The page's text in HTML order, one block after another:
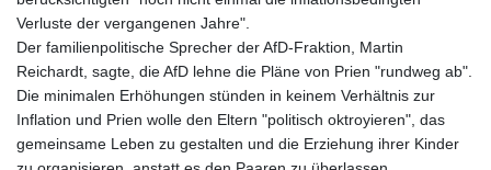
Verluste der vergangenen Jahre".
Der familienpolitische Sprecher der AfD-Fraktion, Martin
Reichardt, sagte, die AfD lehne die Pläne von Prien "rundweg ab".
Die minimalen Erhöhungen stünden in keinem Verhältnis zur
Inflation und Prien wolle den Eltern "politisch oktroyieren", das
gemeinsame Leben zu gestalten und die Erziehung ihrer Kinder